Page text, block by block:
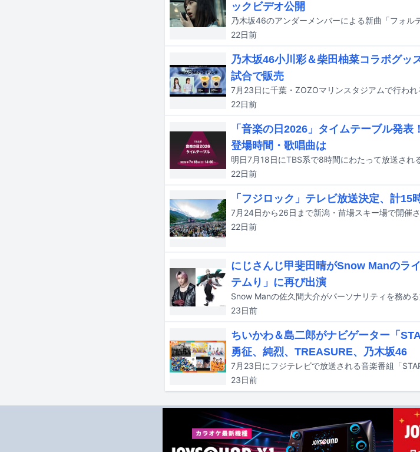
ックビデオ公開
22日前
乃木坂46小川彩＆柴田柚菜コラボグッ
試合で販売
22日前
「音楽の日2026」タイムテーブル発
登場時間・歌唱曲は
22日前
「フジロック」テレビ放送決定、計15
22日前
にじさんじ甲斐田晴がSnow Manのラ
テムり」に再び出演
23日前
ちいかわ＆島二郎がナビゲーター「
勇征、純烈、TREASURE、乃木坂46
23日前